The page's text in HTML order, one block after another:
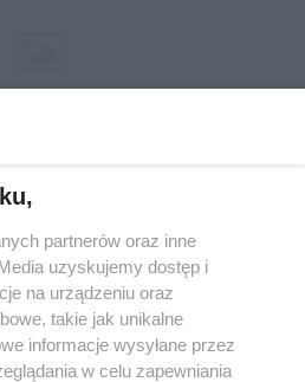
nie może być powielany i
w jakikolwiek sposób (w
na jakimkolwiek polu
włącznie z umieszczaniem w
praw. Jakiekolwiek użycie lub
lub w części z naruszeniem prawa,
pod groźbą kary i może być
partnerów oraz inne
uzyskujemy dostęp i
na urządzeniu oraz
takie jak unikalne
informacje wysyłane przez
w celu zapewniania